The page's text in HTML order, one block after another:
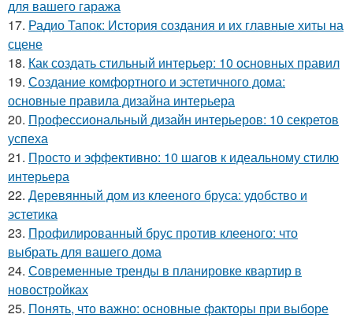
для вашего гаража
17. Радио Тапок: История создания и их главные хиты на
сцене
18. Как создать стильный интерьер: 10 основных правил
19. Создание комфортного и эстетичного дома:
основные правила дизайна интерьера
20. Профессиональный дизайн интерьеров: 10 секретов
успеха
21. Просто и эффективно: 10 шагов к идеальному стилю
интерьера
22. Деревянный дом из клееного бруса: удобство и
эстетика
23. Профилированный брус против клееного: что
выбрать для вашего дома
24. Современные тренды в планировке квартир в
новостройках
25. Понять, что важно: основные факторы при выборе